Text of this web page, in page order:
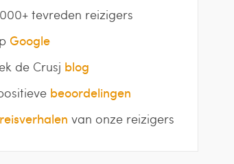
tevreden reizigers
Google
de Crusj blog
beoordelingen
reisverhalen van onze reizigers